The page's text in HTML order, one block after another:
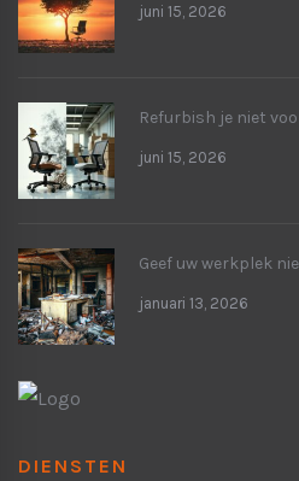
juni 15, 2026
Refurbish je niet
juni 15, 2026
Geef uw werkplek
januari 13, 2026
DIENSTEN